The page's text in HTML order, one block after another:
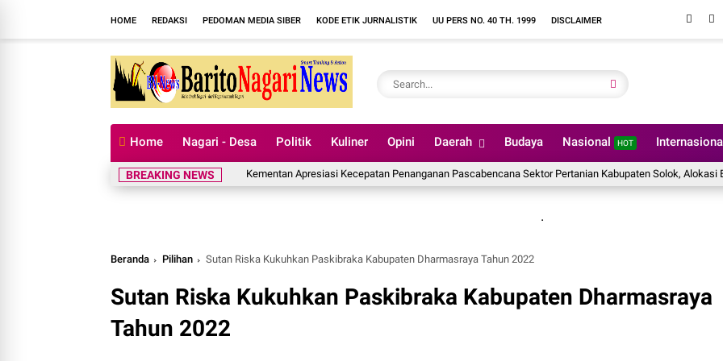
HOME REDAKSI PEDOMAN MEDIA SIBER KODE ETIK JURNALISTIK UU PERS NO. 40 TH. 1999 DISCLAIMER
Home Nagari - Desa Politik Kuliner Opini Daerah Budaya Nasional HOT
BREAKING NEWSKementan Apresiasi Kecepatan Penanganan Pascabencana Sektor Pertanian Kabupaten Solok, Alokasi
.
Beranda Pilihan Sutan Riska Kukuhkan Paskibraka Kabupaten Dharmasraya Tahun 2022
Sutan Riska Kukuhkan Paskibraka Kabupaten Dharmasraya
Tahun 2022